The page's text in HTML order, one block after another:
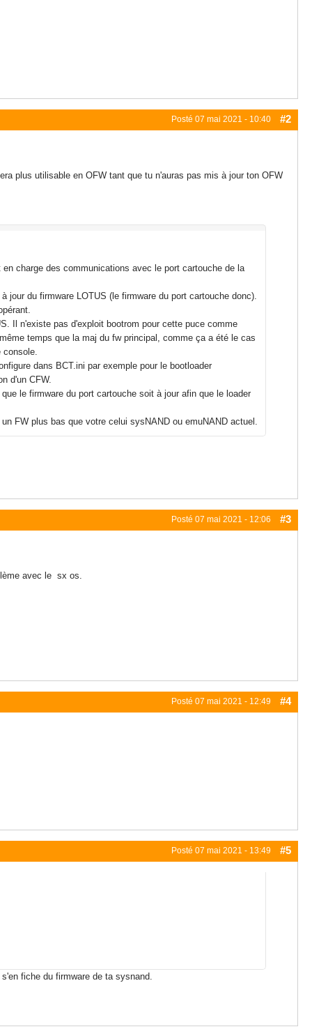
Posté 07 mai 2021 - 10:40 #2
plus utilisable en OFW tant que tu n'auras pas mis à jour ton OFW
charge des communications avec le port cartouche de la
du firmware LOTUS (le firmware du port cartouche donc).
Il n'existe pas d'exploit bootrom pour cette puce comme
temps que la maj du fw principal, comme ça a été le cas
console.
dans BCT.ini par exemple pour le bootloader
d'un CFW.
le firmware du port cartouche soit à jour afin que le loader
FW plus bas que votre celui sysNAND ou emuNAND actuel.
Posté 07 mai 2021 - 12:06 #3
avec le sx os.
Posté 07 mai 2021 - 12:49 #4
Posté 07 mai 2021 - 13:49 #5
fiche du firmware de ta sysnand.